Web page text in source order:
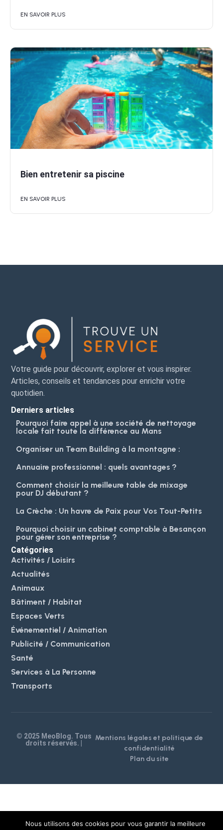
EN SAVOIR PLUS
Bien entretenir sa piscine
EN SAVOIR PLUS
Votre guide pour découvrir, explorer et vous inspirer.
Articles, conseils et tendances pour enrichir votre
quotidien.
Derniers articles
Pourquoi faire appel à une société de nettoyage
locale fait toute la différence au Mans
Organiser un Team Building à la montagne :
Annuaire professionnel : quels avantages ?
Comment choisir la meilleure table de mixage
pour DJ débutant ?
La Crèche : Un havre de Paix pour Vos Tout-Petits
Pourquoi choisir un cabinet comptable à Besançon
pour gérer son entreprise ?
Catégories
Activités / Loisirs
Actualités
Animaux
Bâtiment / Habitat
Espaces Verts
Événementiel / Animation
Publicité / Communication
Santé
Services à La Personne
Transports
© 2025 MeoBlog. Tous
droits réservés. |
Mentions légales et politique de
confidentialité
Plan du site
Nous utilisons des cookies pour vous garantir la meilleure